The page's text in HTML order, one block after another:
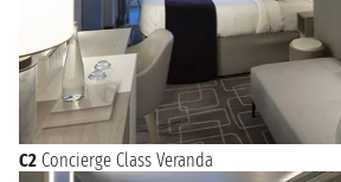
C2 Concierge Class Veranda